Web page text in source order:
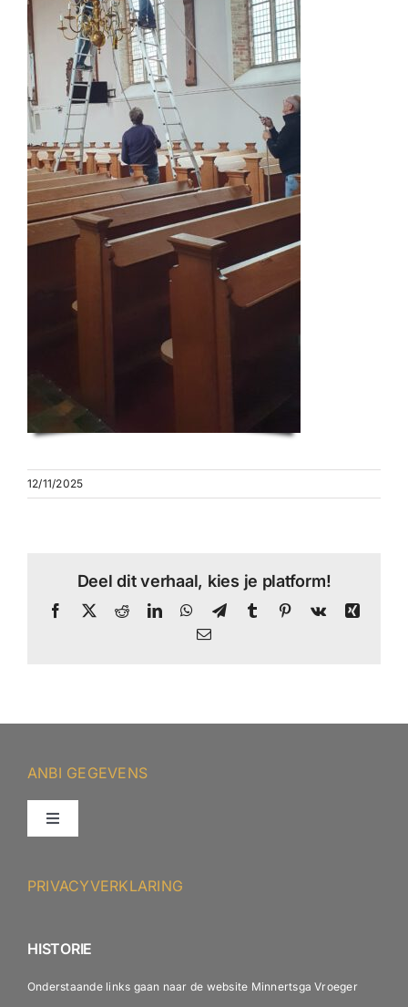
12/11/2025
Deel dit verhaal, kies je platform!
Facebook
X RedditLinkedInWhatsApp
TelegramTumblr Pinterest
Vk
Xing
E-
ANBI GEGEVENS
Toggle
PRIVACYVERKLARING
HISTORIE
Onderstaande links gaan naar de website Minnertsga Vroeger